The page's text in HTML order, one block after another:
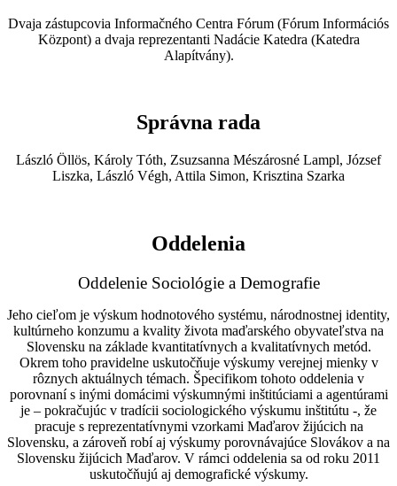
Dvaja zástupcovia Informačného Centra Fórum (Fórum Információs
Központ) a dvaja reprezentanti Nadácie Katedra (Katedra
Alapítvány).
Správna rada
László Öllös, Károly Tóth, Zsuzsanna Mészárosné Lampl, József
Liszka, László Végh, Attila Simon, Krisztina Szarka
Oddelenia
Oddelenie Sociológie a Demografie
Jeho cieľom je výskum hodnotového systému, národnostnej identity,
kultúrneho konzumu a kvality života maďarského obyvateľstva na
Slovensku na základe kvantitatívnych a kvalitatívnych metód.
Okrem toho pravidelne uskutočňuje výskumy verejnej mienky v
rôznych aktuálnych témach. Špecifikom tohoto oddelenia v
porovnaní s inými domácimi výskumnými inštitúciami a agentúrami
je – pokračujúc v tradícii sociologického výskumu inštitútu -, že
pracuje s reprezentatívnymi vzorkami Maďarov žijúcich na
Slovensku, a zároveň robí aj výskumy porovnávajúce Slovákov a na
Slovensku žijúcich Maďarov. V rámci oddelenia sa od roku 2011
uskutočňujú aj demografické výskumy.